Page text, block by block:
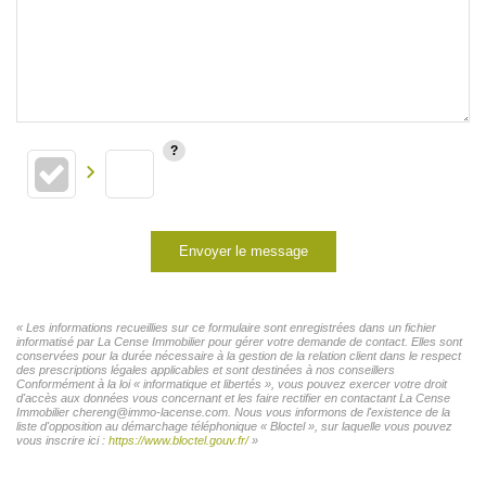
Envoyer le message
« Les informations recueillies sur ce formulaire sont enregistrées dans un fichier
informatisé par La Cense Immobilier pour gérer votre demande de contact. Elles sont
conservées pour la durée nécessaire à la gestion de la relation client dans le respect
des prescriptions légales applicables et sont destinées à nos conseillers
Conformément à la loi « informatique et libertés », vous pouvez exercer votre droit
d'accès aux données vous concernant et les faire rectifier en contactant La Cense
Immobilier chereng@immo-lacense.com. Nous vous informons de l'existence de la
liste d'opposition au démarchage téléphonique « Bloctel », sur laquelle vous pouvez
vous inscrire ici : https://www.bloctel.gouv.fr/»